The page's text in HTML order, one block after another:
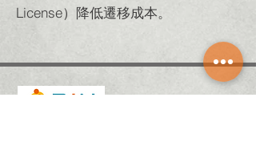
License）降低遷移成本。